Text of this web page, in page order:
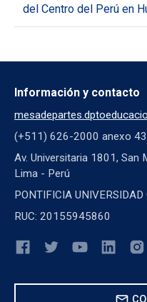
del Centro del Perú en
Información y contacto
(+511) 626-2000 anexo
Av. Universitaria 1801, San
Lima - Perú
PONTIFICIA
RUC: 20155945860